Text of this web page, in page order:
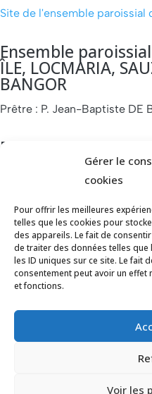
Gérer le
cookies
Pour offrir les meilleures
telles que les cookies pour
des appareils. Le fait de
de traiter des données telles
les ID uniques sur ce site. Le fait
consentement peut avoir un
et fonctions.
Voir les
Site de l'ensemble paroissial
Ensemble paroissial
ÎLE, LOCMARIA,
BANGOR
Prêtre : P. Jean-Baptiste DE
Paroisse de HOUAT
Paroisse de HŒDIC
Prêtre : P. Joël JOUBAUD,
© Balades